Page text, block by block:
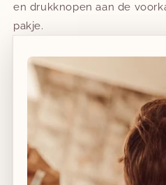
en drukknopen aan de
pakje.
Gemaakt in Portugal.
Combineer met bijhorende
voor een complete look.
newborn (56)